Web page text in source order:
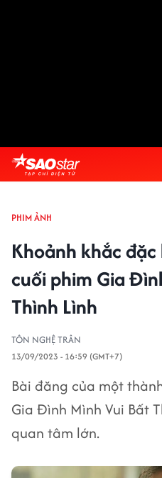
PHIM ẢNH
Khoảnh khắc
cuối phim Gia
Thình Lình
TÔN NGHỆ TRÂN
13/09/2023 - 16:59 (GMT+7)
Bài đăng của một
Gia Đình Mình Vui Bất
quan tâm lớn.